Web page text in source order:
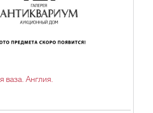
ваза. Англия.